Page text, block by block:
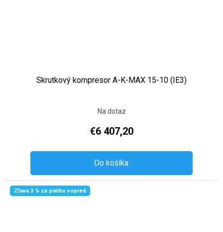
Skrutkový kompresor A-K-MAX 15-10 (IE3)
Na dotaz
€6 407,20
Do košíka
Zľava 3 % za platbu vopred